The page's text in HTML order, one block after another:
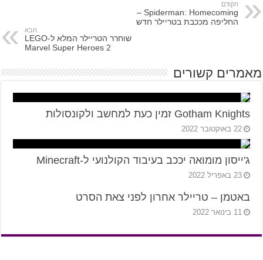
הקודם
Spiderman: Homecoming –
החליפה מככבת בטריילר חדש
הבא
שוחרר הטריילר המלא ל-LEGO
Marvel Super Heroes 2
מאמרים קשורים
Gotham Knights זמין כעת למחשב ולקונסולות
22 באוקטובר 2022
ג'ייסון מומואה יככב בעיבוד הקולנועי ל-Minecraft
23 באפריל 2022
באטמן – טריילר אחרון לפני צאת הסרט
11 בינואר 2022